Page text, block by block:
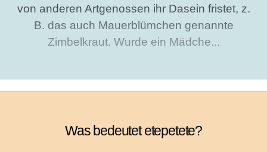
von anderen Artgenossen ihr Dasein fristet, z.
B. das auch Mauerblümchen genannte
Zimbelkraut. Wurde ein Mädche...
Was bedeutet etepetete?